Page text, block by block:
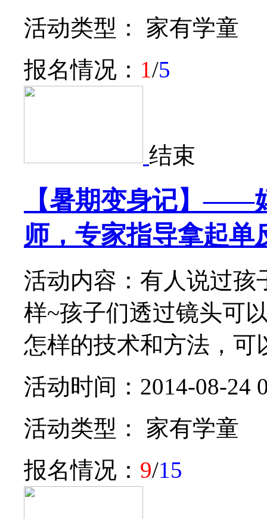
活动类型： 家有学童
报名情况： 1/5
结束
【暑期变身记】——
师，专家指导拿起单
活动内容：有人说过孩
样~孩子们透过镜头可
怎样的技术和方法，可
活动时间：2014-08-24
活动类型： 家有学童
报名情况： 9/15